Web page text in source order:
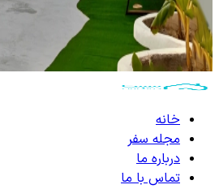
خانه
مجله سفر
درباره ما
تماس با ما